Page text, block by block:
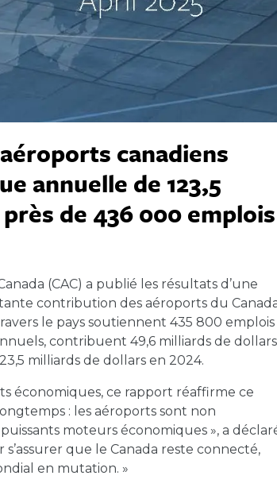
canadiens
annuelle de 123,5
de 436 000 emplois
(CAC) a publié les résultats d’une
contribution des aéroports du
le pays soutiennent 435 800 emplois
contribuent 49,6 milliards de dollars
milliards de dollars en 2024.
économiques, ce rapport réaffirme ce
: les aéroports sont non
moteurs économiques », a
que le Canada reste connecté,
en mutation. »